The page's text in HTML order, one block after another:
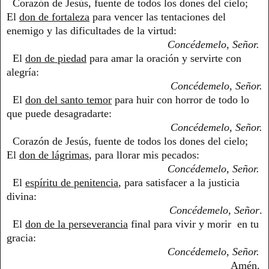
Corazón de Jesús, fuente de todos los dones del cielo;
El don de fortaleza para vencer las tentaciones del
enemigo y las dificultades de la virtud:
Concédemelo, Señor.
El don de piedad para amar la oración y servirte con
alegría:
Concédemelo, Señor.
El don del santo temor para huir con horror de todo lo
que puede desagradarte:
Concédemelo, Señor.
Corazón de Jesús, fuente de todos los dones del cielo;
El don de lágrimas, para llorar mis pecados:
Concédemelo, Señor.
El espíritu de penitencia, para satisfacer a la justicia
divina:
Concédemelo, Señor.
El don de la perseverancia final para vivir y morir en tu
gracia:
Concédemelo, Señor.
Amén.